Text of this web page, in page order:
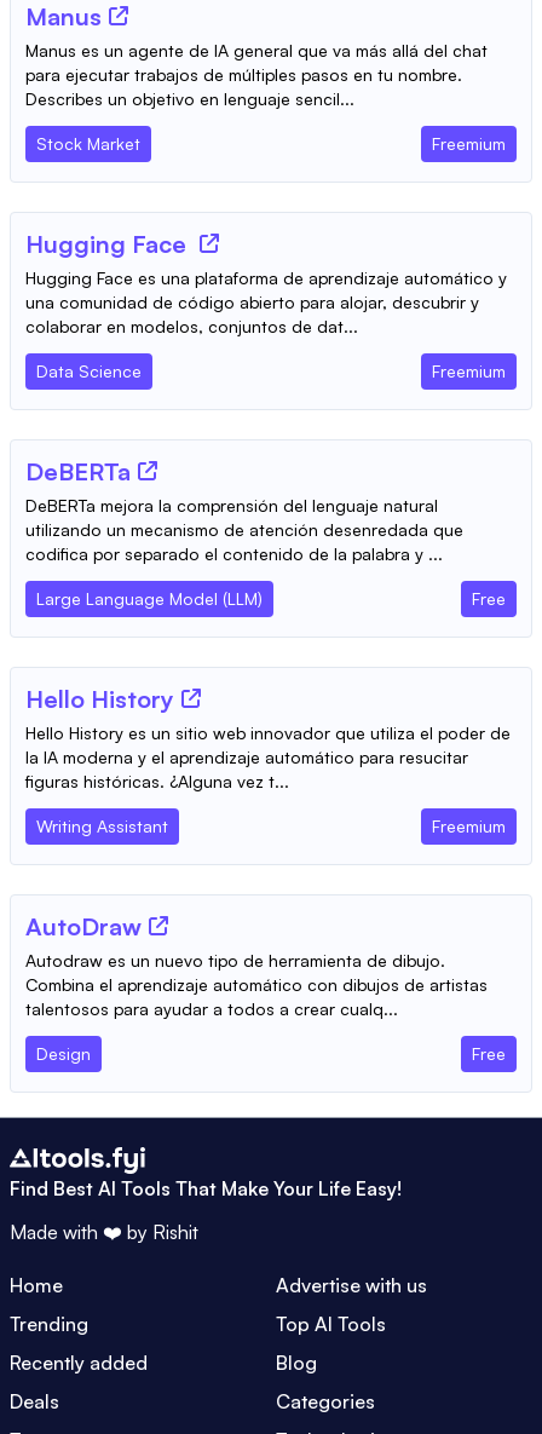
Manus
Manus es un agente de IA general que va más allá del chat
para ejecutar trabajos de múltiples pasos en tu nombre.
Describes un objetivo en lenguaje sencil...
Stock Market Freemium
Hugging Face
Hugging Face es una plataforma de aprendizaje automático y
una comunidad de código abierto para alojar, descubrir y
colaborar en modelos, conjuntos de dat...
Data Science Freemium
DeBERTa
DeBERTa mejora la comprensión del lenguaje natural
utilizando un mecanismo de atención desenredada que
codifica por separado el contenido de la palabra y ...
Large Language Model (LLM) Free
Hello History
Hello History es un sitio web innovador que utiliza el poder de
la IA moderna y el aprendizaje automático para resucitar
figuras históricas. ¿Alguna vez t...
Writing Assistant Freemium
AutoDraw
Autodraw es un nuevo tipo de herramienta de dibujo.
Combina el aprendizaje automático con dibujos de artistas
talentosos para ayudar a todos a crear cualq...
Design Free
Find Best AI Tools That Make Your Life Easy!
Made with ❤️ by Rishit
Home
Advertise with us
Trending
Top AI Tools
Recently added
Blog
Deals
Categories